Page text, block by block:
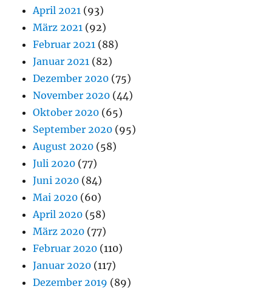
April 2021 (93)
März 2021 (92)
Februar 2021 (88)
Januar 2021 (82)
Dezember 2020 (75)
November 2020 (44)
Oktober 2020 (65)
September 2020 (95)
August 2020 (58)
Juli 2020 (77)
Juni 2020 (84)
Mai 2020 (60)
April 2020 (58)
März 2020 (77)
Februar 2020 (110)
Januar 2020 (117)
Dezember 2019 (89)